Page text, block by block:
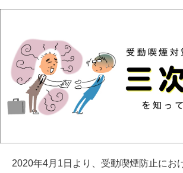
2020年4月1日より、受動喫煙防止にお